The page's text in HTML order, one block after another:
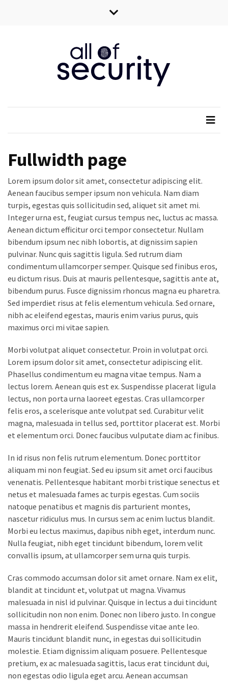
All of security
Fullwidth page
Lorem ipsum dolor sit amet, consectetur adipiscing elit.
Aenean faucibus semper ipsum non vehicula. Nam diam
turpis, egestas quis sollicitudin sed, aliquet sit amet mi.
Integer urna est, feugiat cursus tempus nec, luctus ac massa.
Aenean dictum efficitur orci tempor consectetur. Nullam
bibendum ipsum nec nibh lobortis, at dignissim sapien
pulvinar. Nunc quis sagittis ligula. Sed rutrum diam
condimentum ullamcorper semper. Quisque sed finibus eros,
eu dictum risus. Duis at mauris pellentesque, sagittis ante at,
bibendum purus. Fusce dignissim rhoncus magna eu pharetra.
Sed imperdiet risus at felis elementum vehicula. Sed ornare,
nibh ac eleifend egestas, mauris enim varius purus, quis
maximus orci mi vitae sapien.
Morbi volutpat aliquet consectetur. Proin in volutpat orci.
Lorem ipsum dolor sit amet, consectetur adipiscing elit.
Phasellus condimentum eu magna vitae tempus. Nam a
lectus lorem. Aenean quis est ex. Suspendisse placerat ligula
lectus, non porta urna laoreet egestas. Cras ullamcorper
felis eros, a scelerisque ante volutpat sed. Curabitur velit
magna, malesuada in tellus sed, porttitor placerat est. Morbi
et elementum orci. Donec faucibus vulputate diam ac finibus.
In id risus non felis rutrum elementum. Donec porttitor
aliquam mi non feugiat. Sed eu ipsum sit amet orci faucibus
venenatis. Pellentesque habitant morbi tristique senectus et
netus et malesuada fames ac turpis egestas. Cum sociis
natoque penatibus et magnis dis parturient montes,
nascetur ridiculus mus. In cursus sem ac enim luctus blandit.
Morbi eu lectus maximus, dapibus nibh eget, interdum nunc.
Nulla feugiat, nibh eget tincidunt bibendum, lorem velit
convallis ipsum, at ullamcorper sem urna quis turpis.
Cras commodo accumsan dolor sit amet ornare. Nam ex elit,
blandit at tincidunt et, volutpat ut magna. Vivamus
malesuada in nisl id pulvinar. Quisque in lectus a dui tincidunt
sollicitudin non non enim. Donec non libero justo. In congue
massa in hendrerit eleifend. Suspendisse vitae ante leo.
Mauris tincidunt blandit nunc, in egestas dui sollicitudin
molestie. Etiam dignissim aliquam posuere. Pellentesque
pretium, ex ac malesuada sagittis, lacus erat tincidunt dui,
non egestas odio ligula eget arcu. Aenean accumsan